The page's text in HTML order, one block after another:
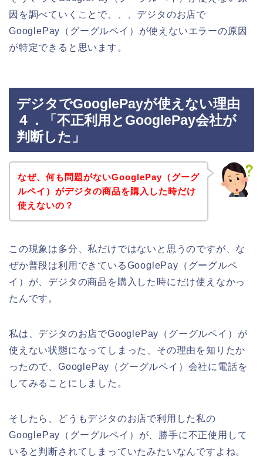
因を調べていくことで、、、デジタのお店で
GooglePay（グーグルペイ）が使えないエラーの原因
が特定できると思います。
デジタでGooglePayが使えない理由
４．「不正利用とGooglePay会社が
判断した」
なぜ、何も問題がないGooglePay（グーグ
ルペイ）がデジタの商品を購入した時だけ
使えないの？
この現象は多分、私だけではないと思うのですが、な
ぜか普段は利用できているGooglePay（グーグルペ
イ）が、デジタの商品を購入した時にだけ使えなかっ
たんです。
私は、デジタのお店でGooglePay（グーグルペイ）が
使えない状態になってしまった、その理由を知りたか
ったので、GooglePay（グーグルペイ）会社に電話を
してみることにしました。
そしたら、どうもデジタのお店で利用した私の
GooglePay（グーグルペイ）が、勝手に不正使用して
いると判断されてしまっていたみたいなんですよね。